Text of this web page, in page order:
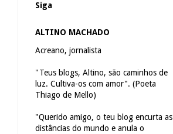
Siga
ALTINO MACHADO
Acreano, jornalista
"Teus blogs, Altino, são caminhos de
luz. Cultiva-os com amor". (Poeta
Thiago de Mello)
"Querido amigo, o teu blog encurta as
distâncias do mundo e anula o